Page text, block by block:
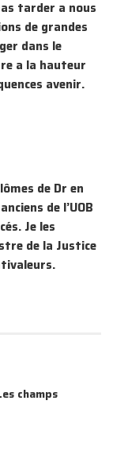
tarder a nous
de grandes
dans le
a la hauteur
avenir.
de Dr en
de l’UOB
Je les
de la Justice
champs